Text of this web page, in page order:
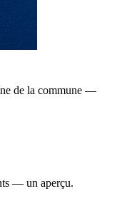
de la commune —
— un aperçu.